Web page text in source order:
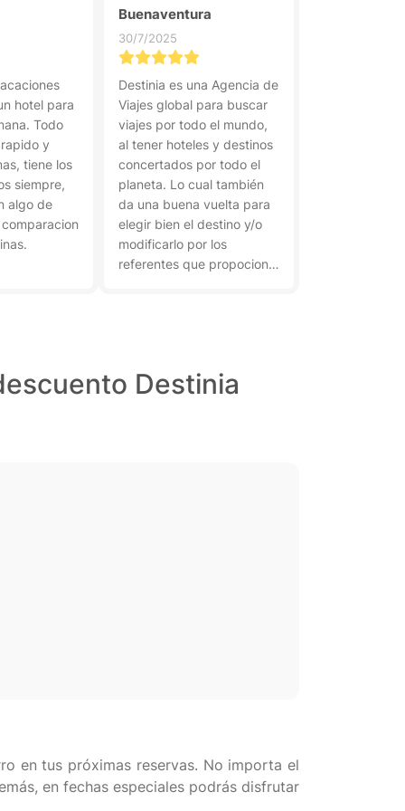
hotel para
Todo
y
tiene los
siempre,
algo de
Buenaventura
30/7/2025
Destinia es una Agencia de
Viajes global para buscar
viajes por todo el mundo,
al tener hoteles y destinos
concertados por todo el
planeta. Lo cual también
da una buena vuelta para
elegir bien el destino y/o
modificarlo por los
referentes que propociona
Destinia
en tus próximas reservas. No importa el
en fechas especiales podrás disfrutar